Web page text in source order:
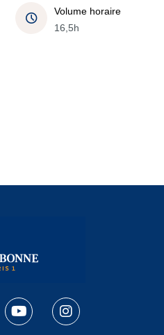
Volume horaire
16,5h